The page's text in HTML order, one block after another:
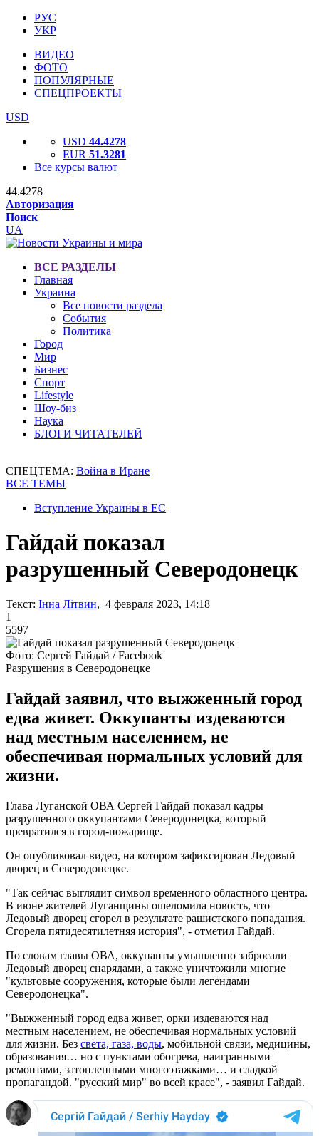
РУС
УКР
ВИДЕО
ФОТО
ПОПУЛЯРНЫЕ
СПЕЦПРОЕКТЫ
USD
USD 44.4278
EUR 51.3281
Все курсы валют
44.4278
Авторизация
Поиск
UA
ВСЕ РАЗДЕЛЫ
Главная
Украина
Все новости раздела
События
Политика
Город
Мир
Бизнес
Спорт
Lifestyle
Шоу-биз
Наука
БЛОГИ ЧИТАТЕЛЕЙ
СПЕЦТЕМА: Война в Иране
ВСЕ ТЕМЫ
Вступление Украины в ЕС
Гайдай показал
разрушенный Северодонецк
Текст: Інна Літвин, 4 февраля 2023, 14:18
1
5597
Фото: Сергей Гайдай / Facebook
Разрушения в Северодонецке
Гайдай заявил, что выжженный город
едва живет. Оккупанты издеваются
над местным населением, не
обеспечивая нормальных условий для
жизни.
Глава Луганской ОВА Сергей Гайдай показал кадры
разрушенного оккупантами Северодонецка, который
превратился в город-пожарище.
Он опубликовал видео, на котором зафиксирован Ледовый
дворец в Северодонецке.
"Так сейчас выглядит символ временного областного центра.
В июне жителей Луганщины ошеломила новость, что
Ледовый дворец сгорел в результате рашистского попадания.
Сгорела пятидесятилетняя история", - отметил Гайдай.
По словам главы ОВА, оккупанты умышленно забросали
Ледовый дворец снарядами, а также уничтожили многие
"культовые сооружения, которые были легендами
Северодонецка".
"Выжженный город едва живет, орки издеваются над
местным населением, не обеспечивая нормальных условий
для жизни. Без света, газа, воды, мобильной связи, медицины,
образования… но с пунктами обогрева, наигранными
ремонтами, затопленными многоэтажками… и сладкой
пропагандой. "русский мир" во всей красе", - заявил Гайдай.